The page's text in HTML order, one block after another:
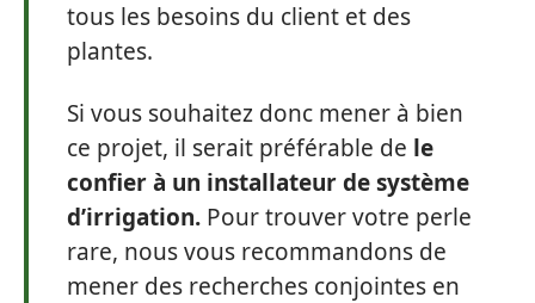
tous les besoins du client et des
plantes.
Si vous souhaitez donc mener à bien
ce projet, il serait préférable de le
confier à un installateur de système
d’irrigation. Pour trouver votre perle
rare, nous vous recommandons de
mener des recherches conjointes en